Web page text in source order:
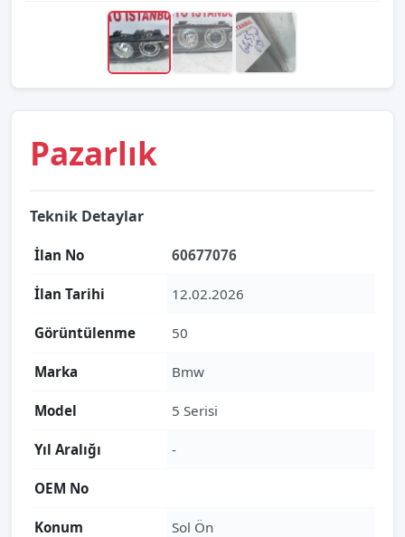
Pazarlık
Teknik Detaylar
İlan No 60677076
İlan Tarihi 12.02.2026
Görüntülenme 50
Marka Bmw
Model 5 Serisi
Yıl Aralığı -
OEM No
Konum Sol Ön